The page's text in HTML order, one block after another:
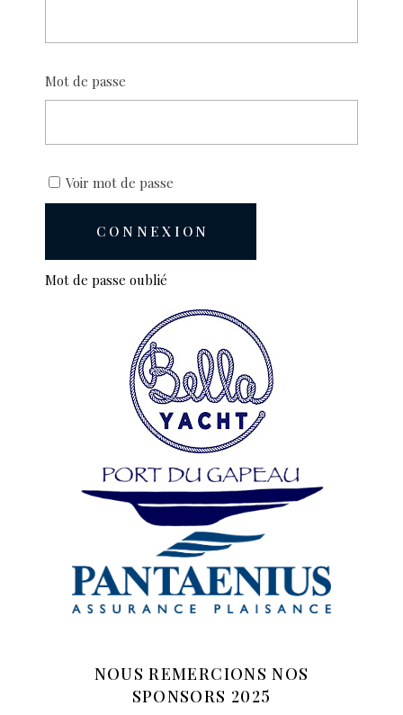
Mot de passe
Voir mot de passe
Mot de passe oublié
NOUS REMERCIONS NOS
SPONSORS 2025